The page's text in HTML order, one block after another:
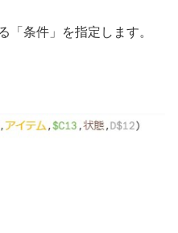
「条件」を指定します。